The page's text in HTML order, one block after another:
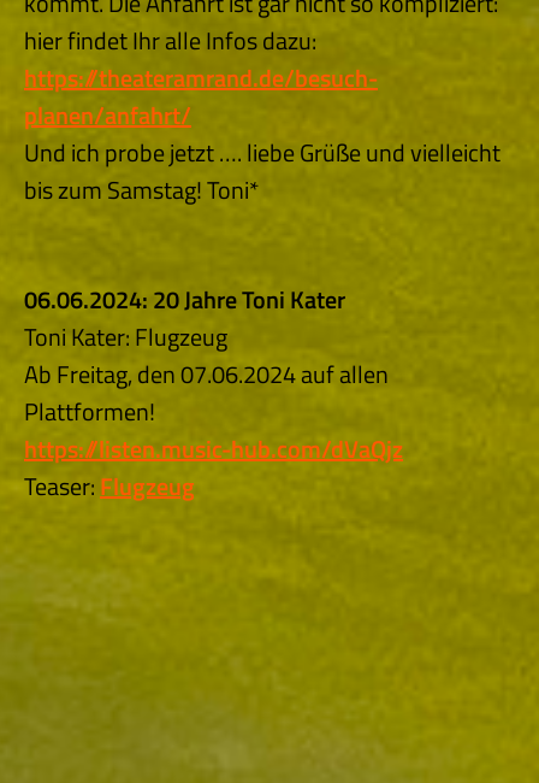
hier findet Ihr alle Infos dazu:
https://theateramrand.de/besuch-
planen/anfahrt/
Und ich probe jetzt …. liebe Grüße und vielleicht
bis zum Samstag! Toni*
06.06.2024: 20 Jahre Toni Kater
Toni Kater: Flugzeug
Ab Freitag, den 07.06.2024 auf allen
Plattformen!
https://listen.music-hub.com/dVaQjz
Teaser:Flugzeug